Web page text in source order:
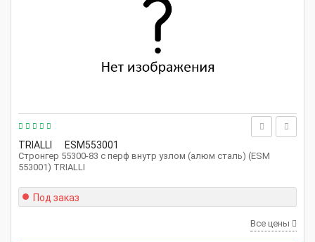
TRIALLI ESM553001
Стронгер 55300-83 с перф внутр узлом (алюм сталь) (ESM
553001) TRIALLI
Под заказ
Все цены